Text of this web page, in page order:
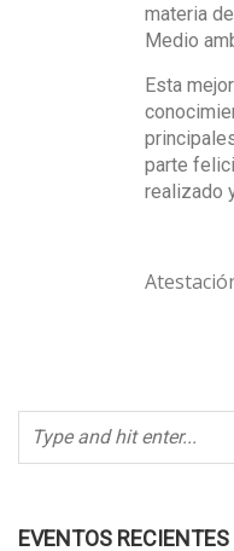
materia
Medio
Esta
parte
realizado
EVENTOS RECIENTES